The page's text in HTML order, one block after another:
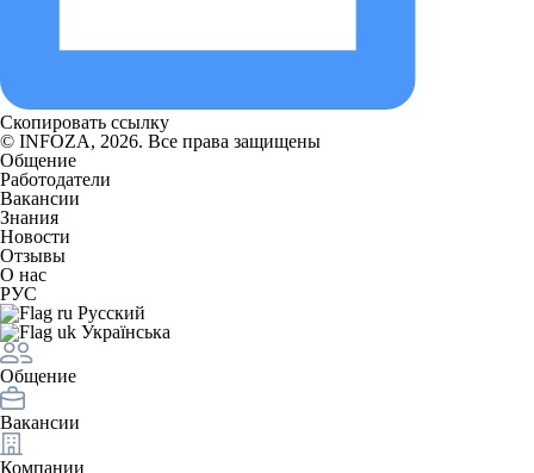
Скопировать ссылку
© INFOZA, 2026. Все права защищены
Общение
Работодатели
Вакансии
Знания
Новости
Отзывы
О нас
РУС
Русский
Українська
Общение
Вакансии
Компании